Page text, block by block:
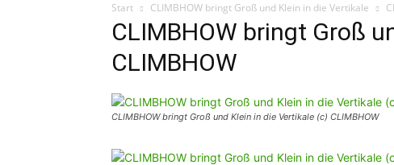
Start CLIMBHOW bringt Groß und Klein in die Vertikale
CLIMBHOW bringt Groß
CLIMBHOW
CLIMBHOW bringt Groß und Klein in die Vertikale (c) CLIMBHOW